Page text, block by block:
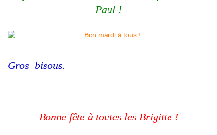
Paul !
Gros bisous.
Bonne fête à toutes les Brigitte !